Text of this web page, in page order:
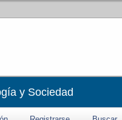
y Sociedad